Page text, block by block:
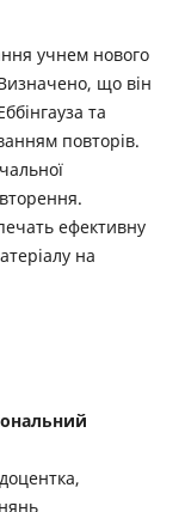
учнем нового
що він
та
повторів.
ефективну
на